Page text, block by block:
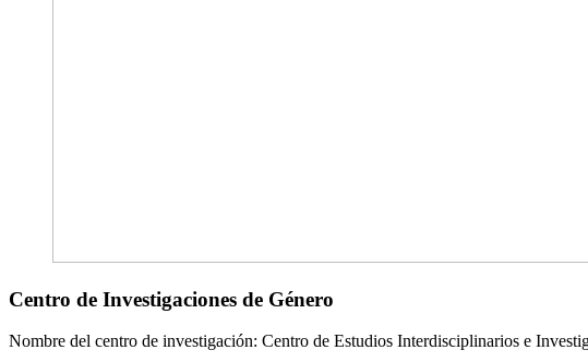
Centro de Investigaciones de Género
Nombre del centro de investigación: Centro de Estudios Interdisciplinarios e